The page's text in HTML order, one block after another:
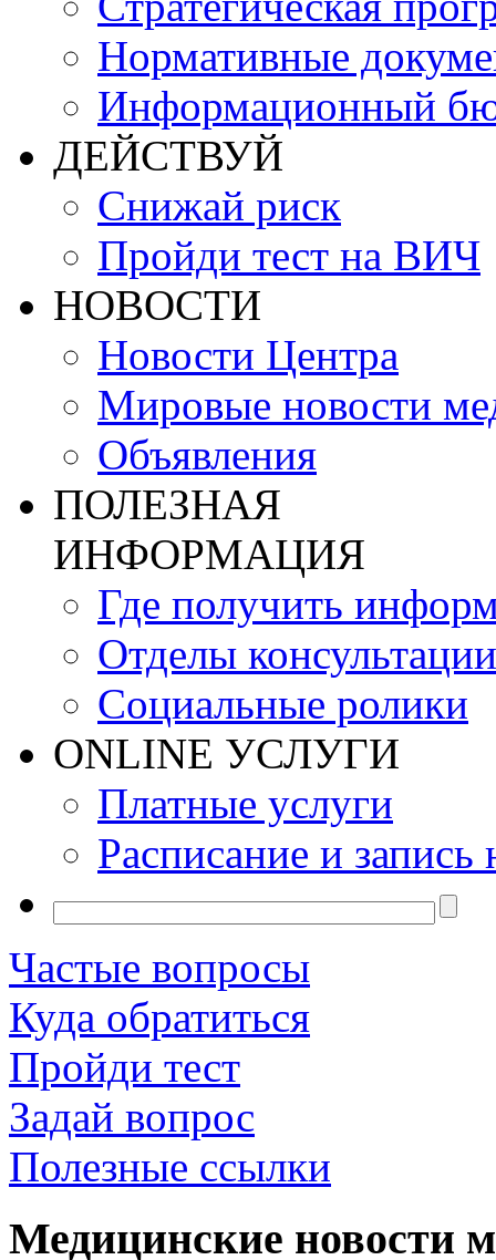
Нормативные
Информационный
ДЕЙСТВУЙ
Снижай риск
Пройди тест на ВИЧ
НОВОСТИ
Новости Центра
Мировые новости
Объявления
ПОЛЕЗНАЯ
ИНФОРМАЦИЯ
Где получить
Отделы консультации
Социальные ролики
ONLINE УСЛУГИ
Платные услуги
Расписание и запись
Частые вопросы
Куда обратиться
Пройди тест
Задай вопрос
Полезные ссылки
Медицинские новости